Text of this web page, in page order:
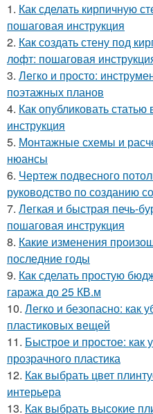
1. Как сделать кирпичную
пошаговая инструкция
2. Как создать стену под
лофт: пошаговая
3. Легко и просто:
поэтажных планов
4. Как опубликовать
инструкция
5. Монтажные схемы и
нюансы
6. Чертеж подвесного
руководство по созданию
7. Легкая и быстрая печь-
пошаговая инструкция
8. Какие изменения
последние годы
9. Как сделать простую
гаража до 25 КВ.м
10. Легко и безопасно: как
пластиковых вещей
11. Быстрое и простое: как
прозрачного пластика
12. Как выбрать цвет
интерьера
13. Как выбрать высокие